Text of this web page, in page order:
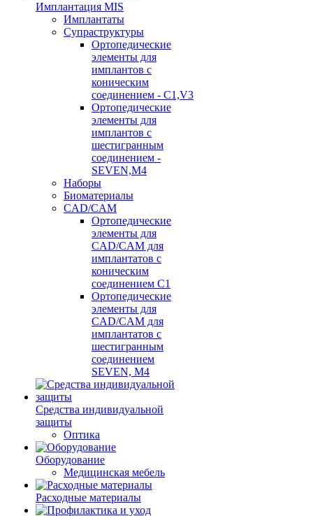
Имплантация MIS
Имплантаты
Супраструктуры
Ортопедические
элементы для
имплантов с
коническим
соединением - C1,V3
Ортопедические
элементы для
имплантов с
шестигранным
соединением -
SEVEN,M4
Наборы
Биоматериалы
CAD/CAM
Ортопедические
элементы для
CAD/CAM для
имплантатов с
коническим
соединением С1
Ортопедические
элементы для
CAD/CAM для
имплантатов с
шестигранным
соединением
SEVEN, М4
Средства индивидуальной
защиты
Оптика
Оборудование
Медицинская мебель
Расходные материалы